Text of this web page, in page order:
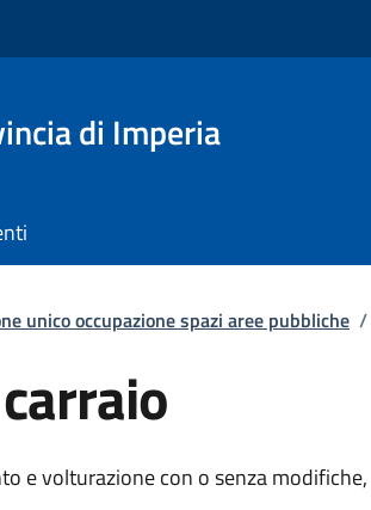
di Imperia
pane
unico occupazione spazi aree pubbliche /
e volturazione con o senza